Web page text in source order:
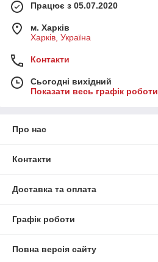
Працює з 05.07.2020
м. Харків
Харків, Україна
Контакти
Сьогодні вихідний
Показати весь графік роботи
Про нас
Контакти
Доставка та оплата
Графік роботи
Повна версія сайту